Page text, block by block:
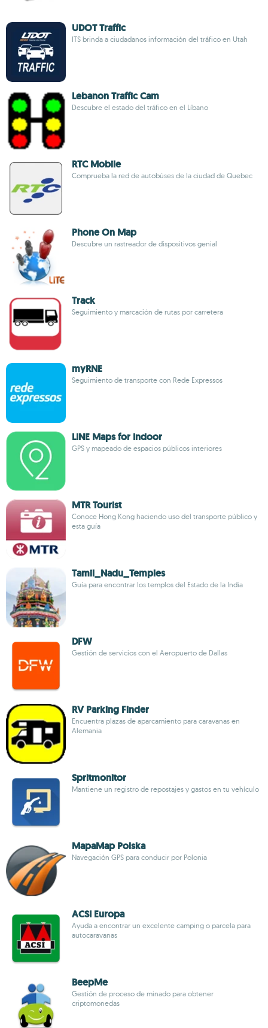
UDOT Traffic
ITS brinda a ciudadanos información del tráfico en Utah
Lebanon Traffic Cam
Descubre el estado del tráfico en el Líbano
RTC Mobile
Comprueba la red de autobúses de la ciudad de Quebec
Phone On Map
Descubre un rastreador de dispositivos genial
Track
Seguimiento y marcación de rutas por carretera
myRNE
Seguimiento de transporte con Rede Expressos
LINE Maps for Indoor
GPS y mapeado de espacios públicos interiores
MTR Tourist
Conoce Hong Kong haciendo uso del transporte público y
esta guía
Tamil_Nadu_Temples
Guía para encontrar los templos del Estado de la India
DFW
Gestión de servicios con el Aeropuerto de Dallas
RV Parking Finder
Encuentra plazas de aparcamiento para caravanas en
Alemania
Spritmonitor
Mantiene un registro de repostajes y gastos en tu vehículo
MapaMap Polska
Navegación GPS para conducir por Polonia
ACSI Europa
Ayuda a encontrar un excelente camping o parcela para
autocaravanas
BeepMe
Gestión de proceso de minado para obtener
criptomonedas